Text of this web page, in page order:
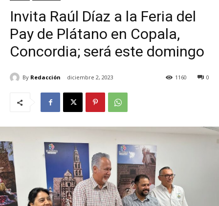
Invita Raúl Díaz a la Feria del
Pay de Plátano en Copala,
Concordia; será este domingo
By Redacción diciembre 2, 2023 0
1160